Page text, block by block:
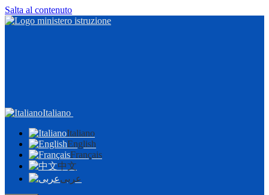
Salta al contenuto
Italiano
Italiano
English
Français
中文
عربى